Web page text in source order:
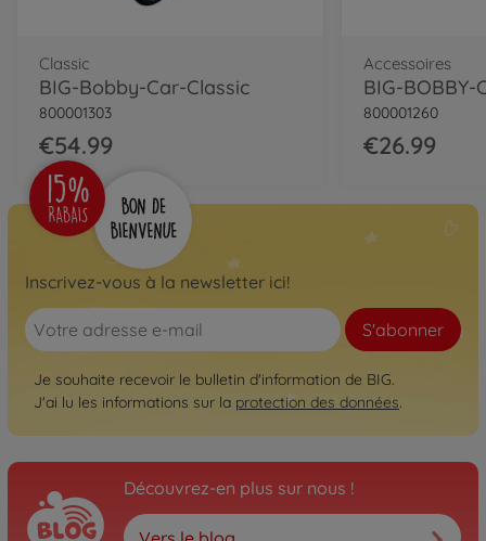
Classic
BIG-Bobby-Car-Classic
800001303
€54.99
Accessoires
800001260
€26.99
Inscrivez-vous à la newsletter ici!
S'abonner
Je souhaite recevoir le bulletin d'information de BIG.
J'ai lu les informations sur la protection des données.
Découvrez-en plus sur nous !